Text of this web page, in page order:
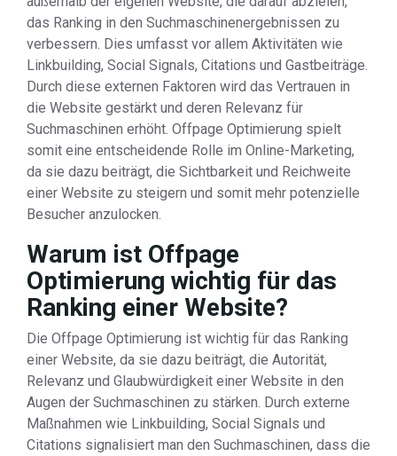
das Ranking in den Suchmaschinenergebnissen zu
verbessern. Dies umfasst vor allem Aktivitäten wie
Linkbuilding, Social Signals, Citations und Gastbeiträge.
Durch diese externen Faktoren wird das Vertrauen in
die Website gestärkt und deren Relevanz für
Suchmaschinen erhöht. Offpage Optimierung spielt
somit eine entscheidende Rolle im Online-Marketing,
da sie dazu beiträgt, die Sichtbarkeit und Reichweite
einer Website zu steigern und somit mehr potenzielle
Besucher anzulocken.
Warum ist Offpage
Optimierung wichtig für das
Ranking einer Website?
Die Offpage Optimierung ist wichtig für das Ranking
einer Website, da sie dazu beiträgt, die Autorität,
Relevanz und Glaubwürdigkeit einer Website in den
Augen der Suchmaschinen zu stärken. Durch externe
Maßnahmen wie Linkbuilding, Social Signals und
Citations signalisiert man den Suchmaschinen, dass die